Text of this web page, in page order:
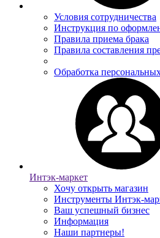
Условия сотрудничества
Инструкция по
Правила приема брака
Правила составления
Обработка
Интэк-маркет
Хочу открыть магазин
Инструменты Интэк-
Ваш успешный бизнес
Информация
Наши партнеры!